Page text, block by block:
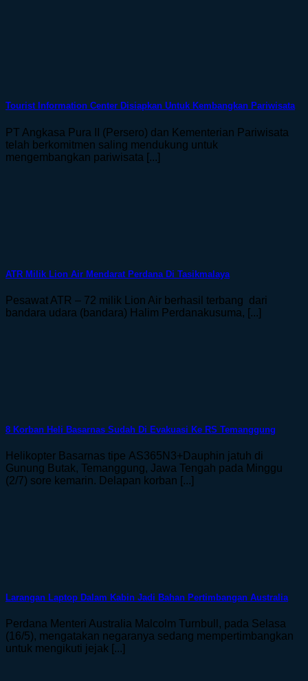
Tourist Information Center Disiapkan Untuk Kembangkan Pariwisata
PT Angkasa Pura II (Persero) dan Kementerian Pariwisata
telah berkomitmen saling mendukung untuk
mengembangkan pariwisata [...]
ATR Milik Lion Air Mendarat Perdana Di Tasikmalaya
Pesawat ATR – 72 milik Lion Air berhasil terbang dari
bandara udara (bandara) Halim Perdanakusuma, [...]
8 Korban Heli Basarnas Sudah Di Evakuasi Ke RS Temanggung
Helikopter Basarnas tipe AS365N3+Dauphin jatuh di
Gunung Butak, Temanggung, Jawa Tengah pada Minggu
(2/7) sore kemarin. Delapan korban [...]
Larangan Laptop Dalam Kabin Jadi Bahan Pertimbangan Australia
Perdana Menteri Australia Malcolm Turnbull, pada Selasa
(16/5), mengatakan negaranya sedang mempertimbangkan
untuk mengikuti jejak [...]